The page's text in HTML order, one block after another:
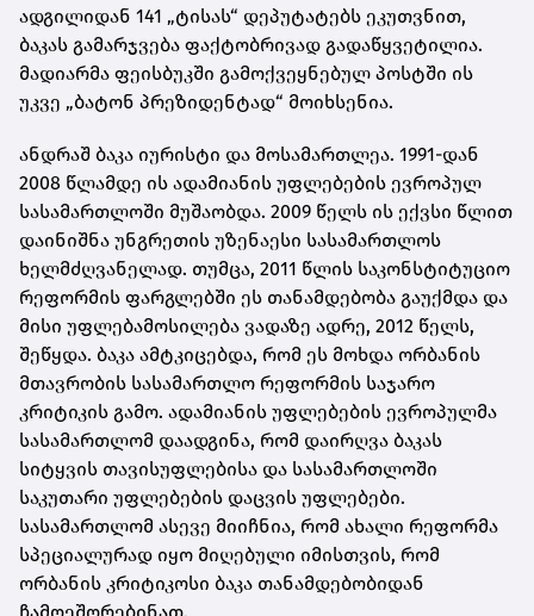
ადგილიდან 141 „ტისას“ დეპუტატებს ეკუთვნით,
ბაკას გამარჯვება ფაქტობრივად გადაწყვეტილია.
მადიარმა ფეისბუკში გამოქვეყნებულ პოსტში ის
უკვე „ბატონ პრეზიდენტად“ მოიხსენია.
ანდრაშ ბაკა იურისტი და მოსამართლეა. 1991-დან
2008 წლამდე ის ადამიანის უფლებების ევროპულ
სასამართლოში მუშაობდა. 2009 წელს ის ექვსი წლით
დაინიშნა უნგრეთის უზენაესი სასამართლოს
ხელმძღვანელად. თუმცა, 2011 წლის საკონსტიტუციო
რეფორმის ფარგლებში ეს თანამდებობა გაუქმდა და
მისი უფლებამოსილება ვადაზე ადრე, 2012 წელს,
შეწყდა. ბაკა ამტკიცებდა, რომ ეს მოხდა ორბანის
მთავრობის სასამართლო რეფორმის საჯარო
კრიტიკის გამო. ადამიანის უფლებების ევროპულმა
სასამართლომ დაადგინა, რომ დაირღვა ბაკას
სიტყვის თავისუფლებისა და სასამართლოში
საკუთარი უფლებების დაცვის უფლებები.
სასამართლომ ასევე მიიჩნია, რომ ახალი რეფორმა
სპეციალურად იყო მიღებული იმისთვის, რომ
ორბანის კრიტიკოსი ბაკა თანამდებობიდან